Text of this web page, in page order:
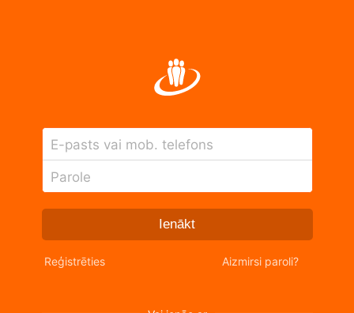
E-pasts vai mob. telefons
Parole
Ienākt
Reģistrēties Aizmirsi paroli?